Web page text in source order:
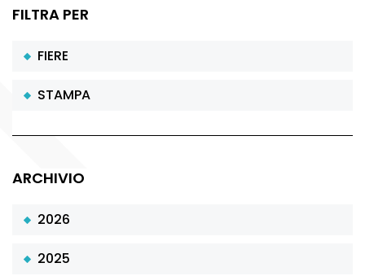
FILTRA PER
FIERE
STAMPA
ARCHIVIO
2026
2025